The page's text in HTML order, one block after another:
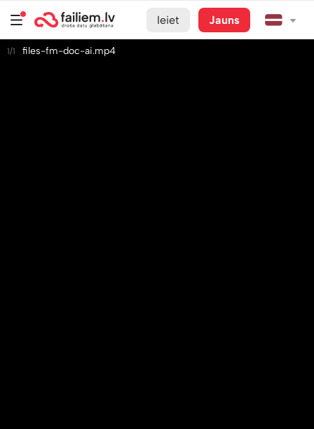
Ieiet Jauns
1/1 files-fm-doc-ai.mp4